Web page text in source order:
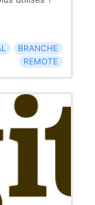
BRANCHE
REMOTE